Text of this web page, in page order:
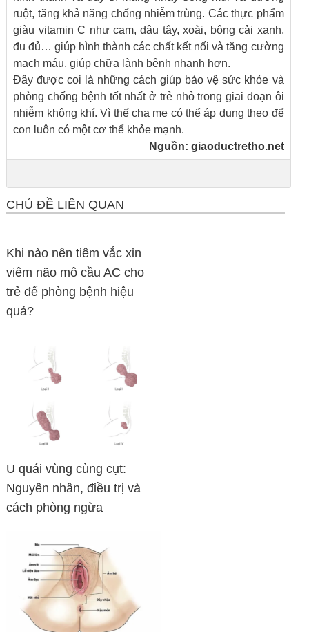
ruột, tăng khả năng chống nhiễm trùng. Các thực phẩm
giàu vitamin C như cam, dâu tây, xoài, bông cải xanh,
đu đủ… giúp hình thành các chất kết nối và tăng cường
mạch máu, giúp chữa lành bệnh nhanh hơn.
Đây được coi là những cách giúp bảo vệ sức khỏe và
phòng chống bệnh tốt nhất ở trẻ nhỏ trong giai đoạn ôi
nhiễm không khí. Vì thế cha mẹ có thể áp dụng theo để
con luôn có một cơ thể khỏe mạnh.
Nguồn: giaoductretho.net
CHỦ ĐỀ LIÊN QUAN
Khi nào nên tiêm vắc xin
viêm não mô cầu AC cho
trẻ để phòng bệnh hiệu
quả?
U quái vùng cùng cụt:
Nguyên nhân, điều trị và
cách phòng ngừa